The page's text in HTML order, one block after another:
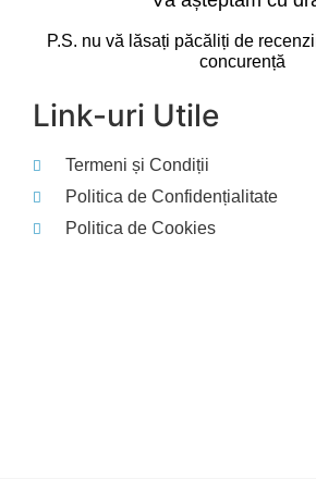
P.S. nu vă lăsați păcăliți de
concurență
Link-uri Utile
Termeni și Condiții
Politica de Confidențialitate
Politica de Cookies